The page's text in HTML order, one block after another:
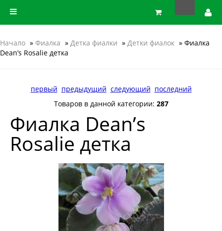
Начало » Фиалка » Детка фиалки » Детки фиалок » Фиалка
Dean’s Rosalie детка
первый предыдущий следующий последний
Товаров в данной категории: 287
Фиалка Dean’s
Rosalie детка